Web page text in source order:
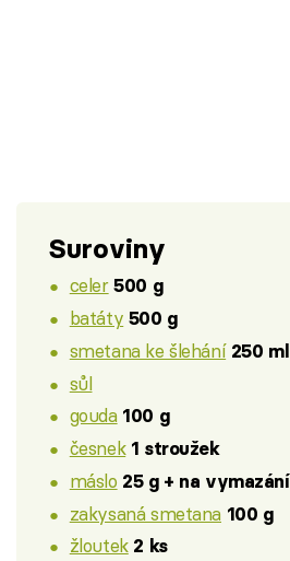
Suroviny
celer 500 g
batáty 500 g
smetana ke šlehání 250 ml
sůl
gouda 100 g
česnek 1 stroužek
máslo 25 g + na vymazání
zakysaná smetana 100 g
žloutek 2 ks